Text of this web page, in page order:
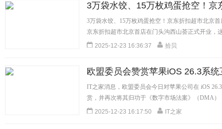
3万袋水饺、15万枚鸡蛋抢空！
屏
3万袋水饺、15万枚鸡蛋抢空！京东折扣超市北京
京东折扣超市北京首店在门头沟西山荟正式开业，
[详细]
2025-12-23 16:36:37 拾贝
欧盟委员会赞赏苹果iOS 26.3系
IT之家消息，欧盟委员会今日对苹果公司在 iOS
赏，并再次将其归功于《数字市场法案》（DMA
[详细]
2025-12-23 16:17:50 IT之家